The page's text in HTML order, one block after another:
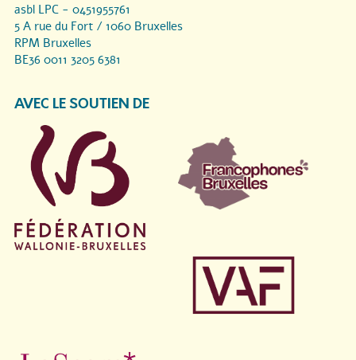
asbl LPC - 0451955761
5 A rue du Fort / 1060 Bruxelles
RPM Bruxelles
BE36 0011 3205 6381
AVEC LE SOUTIEN DE